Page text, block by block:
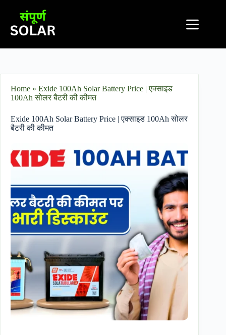
Home » Exide 100Ah Solar Battery Price​ | एक्साइड
100Ah सोलर बैटरी की कीमत
Exide 100Ah Solar Battery Price​ | एक्साइड 100Ah सोलर
बैटरी की कीमत